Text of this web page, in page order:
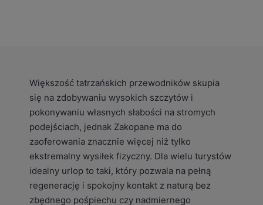
Większość tatrzańskich przewodników skupia
się na zdobywaniu wysokich szczytów i
pokonywaniu własnych słabości na stromych
podejściach, jednak Zakopane ma do
zaoferowania znacznie więcej niż tylko
ekstremalny wysiłek fizyczny. Dla wielu turystów
idealny urlop to taki, który pozwala na pełną
regenerację i spokojny kontakt z naturą bez
zbędnego pośpiechu czy nadmiernego